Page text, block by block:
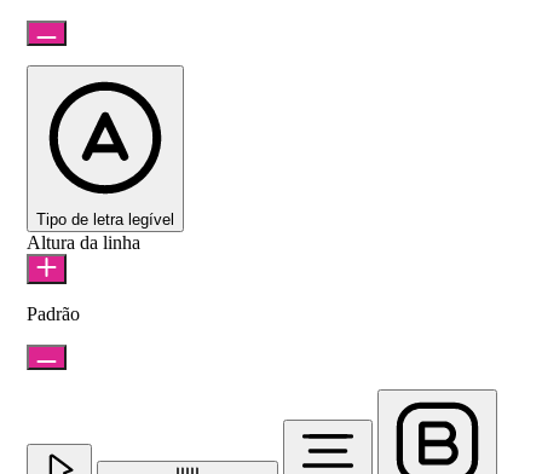
Tipo de letra legível
Altura da linha
Padrão